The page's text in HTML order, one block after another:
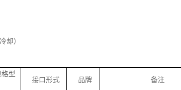
却）
格型
接口形式 品牌 备注